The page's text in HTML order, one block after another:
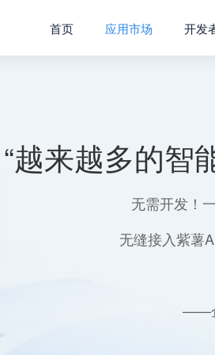
首页 应用市场 开发
“越来越多的智
无需开发！
无缝接入紫薯
——